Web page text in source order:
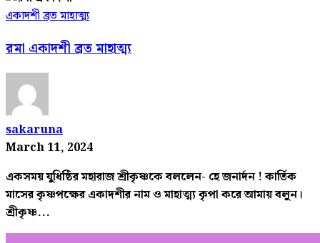
একাদশী ব্রত মাহাত্ম্য
রমা একাদশী ব্রত মাহাত্ম্য
sakaruna
March 11, 2024
একসময় যুধিষ্ঠির মহারাজ শ্রীকৃষ্ণকে বললেন- হে জনার্দন ! কার্তিক
মাসের কৃষ্ণপক্ষের একাদশীর নাম ও মাহাত্ম্য কৃপা করে আমায় বলুন।
শ্রীকৃষ্ণ...